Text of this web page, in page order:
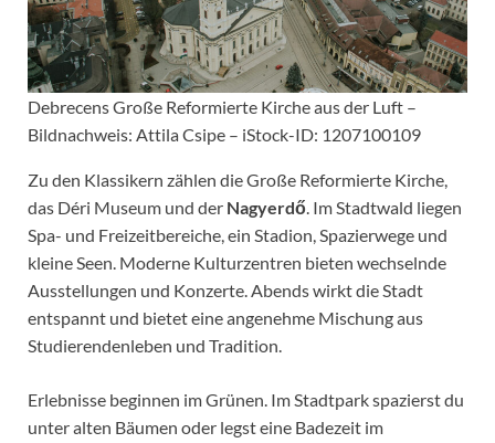
Debrecens Große Reformierte Kirche aus der Luft –
Bildnachweis: Attila Csipe – iStock-ID: 1207100109
Zu den Klassikern zählen die Große Reformierte Kirche,
das Déri Museum und der Nagyerdő. Im Stadtwald liegen
Spa- und Freizeitbereiche, ein Stadion, Spazierwege und
kleine Seen. Moderne Kulturzentren bieten wechselnde
Ausstellungen und Konzerte. Abends wirkt die Stadt
entspannt und bietet eine angenehme Mischung aus
Studierendenleben und Tradition.
Erlebnisse beginnen im Grünen. Im Stadtpark spazierst du
unter alten Bäumen oder legst eine Badezeit im